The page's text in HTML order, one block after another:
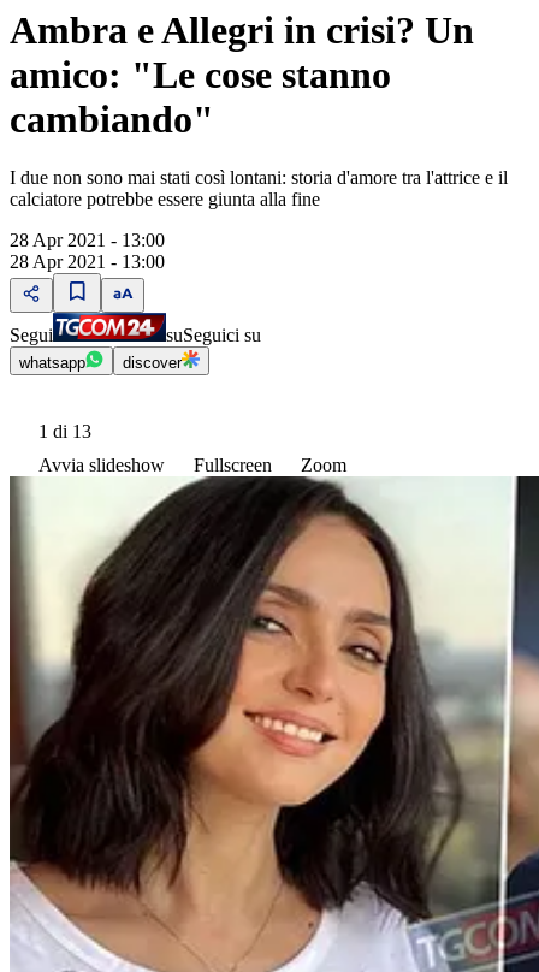
Ambra e Allegri in crisi? Un
amico: "Le cose stanno
cambiando"
I due non sono mai stati così lontani: storia d'amore tra l'attrice e il
calciatore potrebbe essere giunta alla fine
28 Apr 2021 - 13:00
28 Apr 2021 - 13:00
Segui suSeguici su
whatsapp discover
1 di 13
Avvia slideshow
Fullscreen Zoom